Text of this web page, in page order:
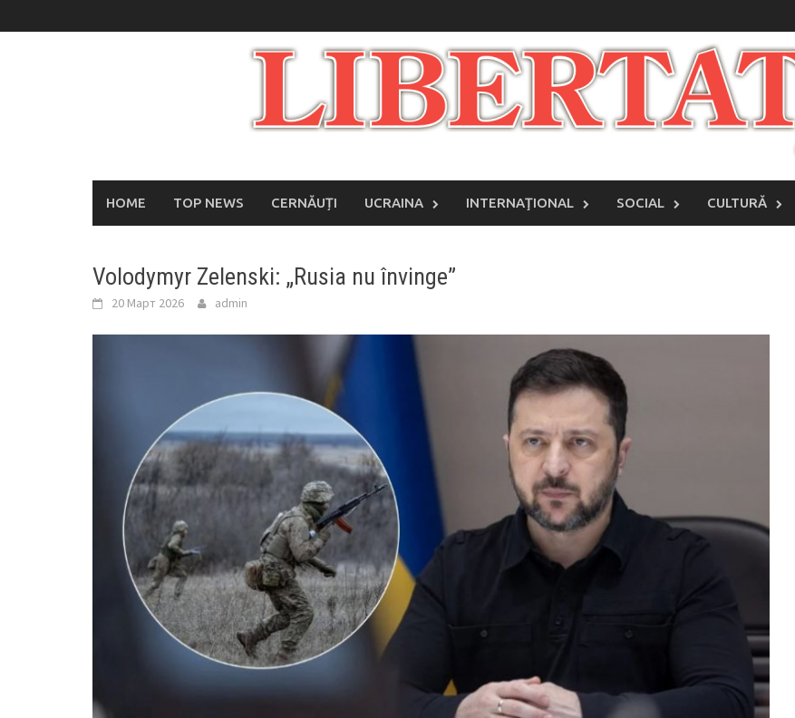
to
HOME TOP NEWS CERNĂUȚI UCRAINA INTERNAŢIONAL SOCIAL CULTURĂ
Volodymyr Zelenski: „Rusia nu învinge”
20 Март 2026 admin